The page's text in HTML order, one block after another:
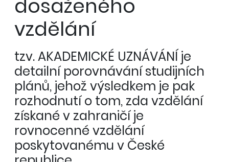
dosaženého
vzdělání
tzv. AKADEMICKÉ UZNÁVÁNÍ je
detailní porovnávání studijních
plánů, jehož výsledkem je pak
rozhodnutí o tom, zda vzdělání
získané v zahraničí je
rovnocenné vzdělání
poskytovanému v České